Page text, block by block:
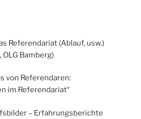
Referendariat (Ablauf, usw.)
OLG Bamberg)
von Referendaren:
im Referendariat“
– Erfahrungsberichte